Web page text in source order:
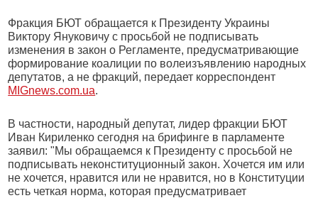
Фракция БЮТ обращается к Президенту Украины
Виктору Януковичу с просьбой не подписывать
изменения в закон о Регламенте, предусматривающие
формирование коалиции по волеизъявлению народных
депутатов, а не фракций, передает корреспондент
MIGnews.com.ua.
В частности, народный депутат, лидер фракции БЮТ
Иван Кириленко сегодня на брифинге в парламенте
заявил: "Мы обращаемся к Президенту с просьбой не
подписывать неконституционный закон. Хочется им или
не хочется, нравится или не нравится, но в Конституции
есть четкая норма, которая предусматривает